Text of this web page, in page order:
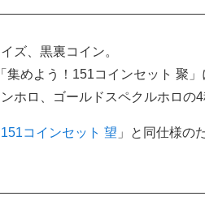
ズ、黒裏コイン。
めよう！151コインセット 聚
ホロ、ゴールドスペクルホロの4
コインセット 望 」と同仕様の